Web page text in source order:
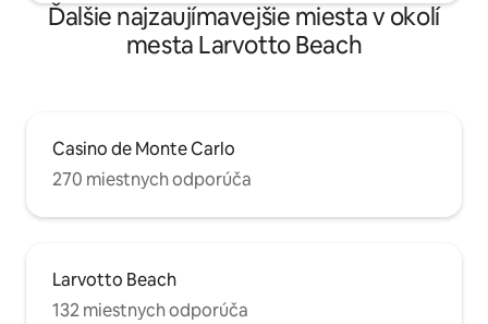
Ďalšie najzaujímavejšie miesta v okolí
mesta Larvotto Beach
Casino de Monte Carlo
270 miestnych odporúča
Larvotto Beach
132 miestnych odporúča